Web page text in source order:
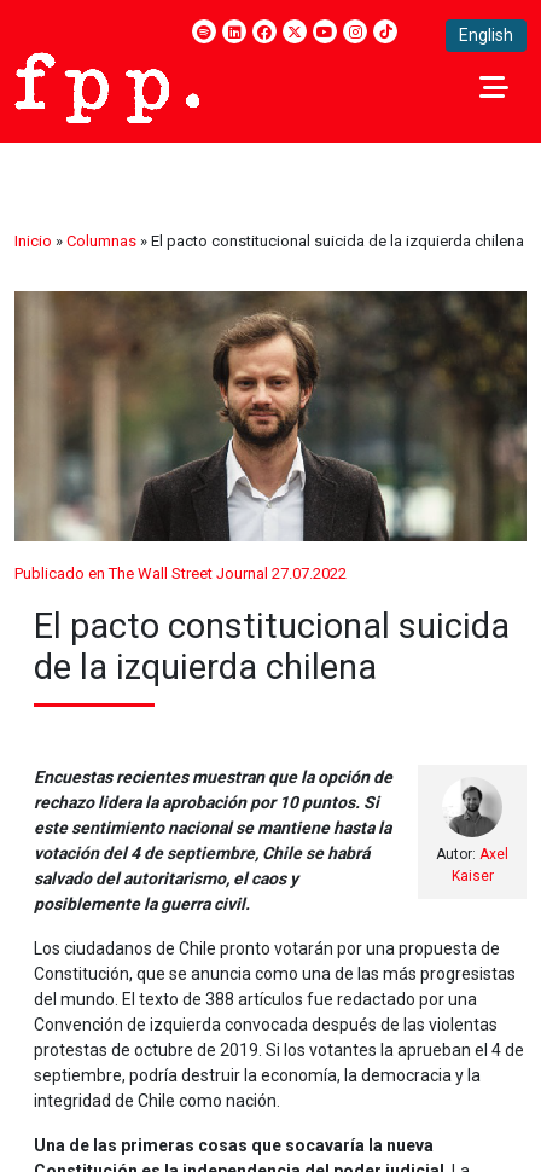
English
Inicio » Columnas » El pacto constitucional suicida de la izquierda chilena
Publicado en The Wall Street Journal 27.07.2022
El pacto constitucional suicida
de la izquierda chilena
Autor: Axel
Kaiser
Encuestas recientes muestran que la opción de
rechazo lidera la aprobación por 10 puntos. Si
este sentimiento nacional se mantiene hasta la
votación del 4 de septiembre, Chile se habrá
salvado del autoritarismo, el caos y
posiblemente la guerra civil.
Los ciudadanos de Chile pronto votarán por una propuesta de
Constitución, que se anuncia como una de las más progresistas
del mundo. El texto de 388 artículos fue redactado por una
Convención de izquierda convocada después de las violentas
protestas de octubre de 2019. Si los votantes la aprueban el 4 de
septiembre, podría destruir la economía, la democracia y la
integridad de Chile como nación.
Una de las primeras cosas que socavaría la nueva